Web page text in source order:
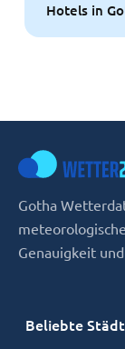
Hotels in
Gotha
Genauigkeit
Beliebte